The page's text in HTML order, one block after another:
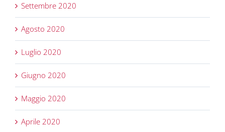
Settembre 2020
Agosto 2020
Luglio 2020
Giugno 2020
Maggio 2020
Aprile 2020